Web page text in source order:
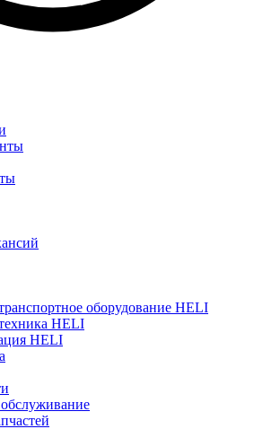
оборудование HELI
HELI
HELI